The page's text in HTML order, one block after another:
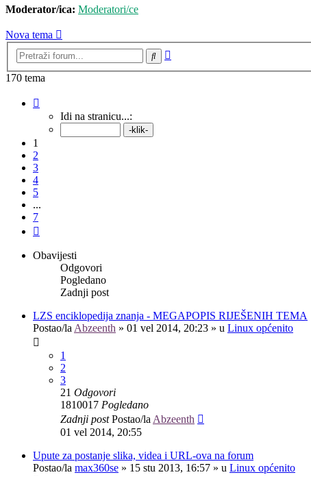
Moderator/ica: Moderatori/ce
Nova tema
Pretražnik
170 tema
7 Idi na stranicu...:
1
2
3
4
5
...
7
Obavijesti
Odgovori
Pogledano
Zadnji post
LZS enciklopedija znanja - MEGAPOPIS RIJEŠENIH TEMA
Postao/la Abzeenth » 01 vel 2014, 20:23 » u Linux općenito
1
2
3
21 Odgovori
1810017 Pogledano
Zadnji postPostao/la Abzeenth
01 vel 2014, 20:55
Upute za postanje slika, videa i URL-ova na forum
Postao/la max360se » 15 stu 2013, 16:57 » u Linux općenito